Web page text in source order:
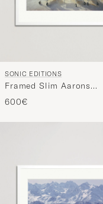
SONIC EDITIONS
Framed Slim Aarons
Poolside Gossip
600€